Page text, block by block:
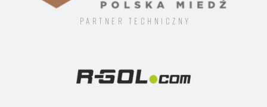
Partner techniczny